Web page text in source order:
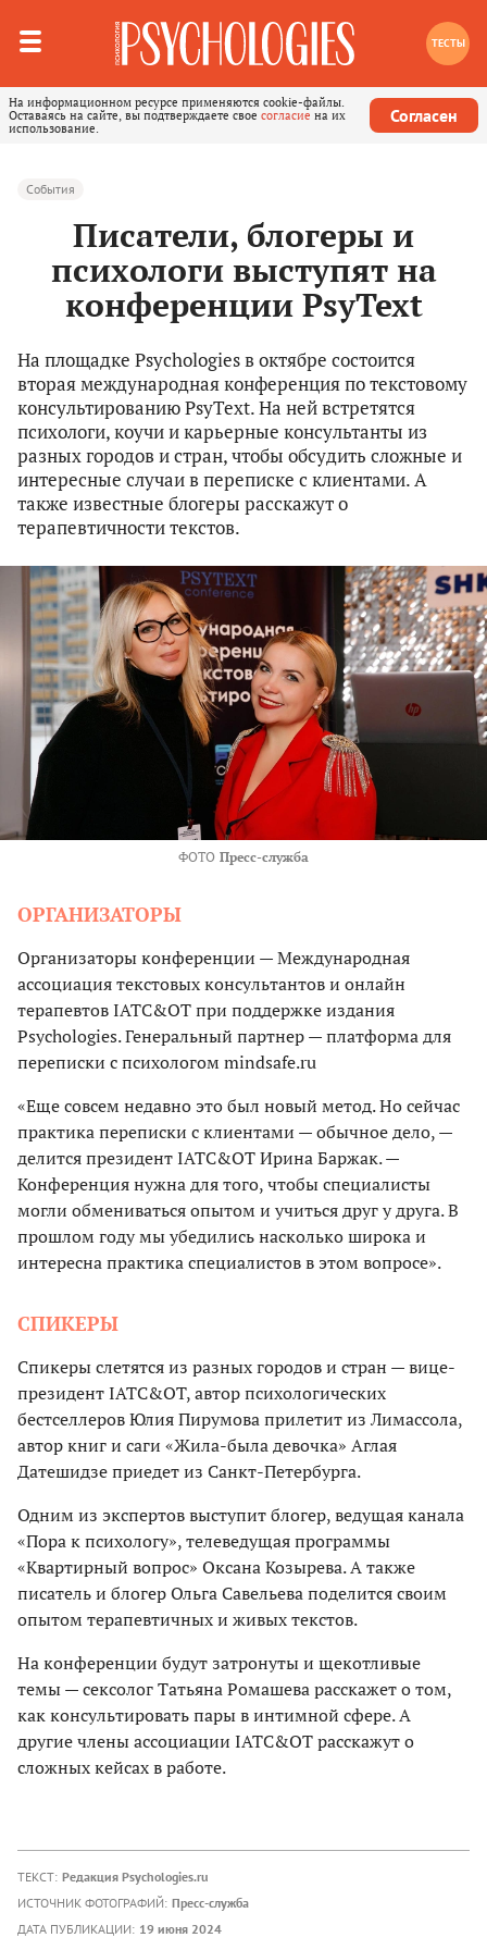
ТЕСТЫ
На информационном ресурсе применяются cookie-файлы.
Оставаясь на сайте, вы подтверждаете свое согласие на их
использование.
Согласен
События
Писатели, блогеры и
психологи выступят на
конференции PsyText
На площадке Psychologies в октябре состоится
вторая международная конференция по текстовому
консультированию PsyText. На ней встретятся
психологи, коучи и карьерные консультанты из
разных городов и стран, чтобы обсудить сложные и
интересные случаи в переписке с клиентами. А
также известные блогеры расскажут о
терапевтичности текстов.
ФОТО Пресс-служба
ОРГАНИЗАТОРЫ
Организаторы конференции — Международная
ассоциация текстовых консультантов и онлайн
терапевтов IATC&OT при поддержке издания
Psychologies. Генеральный партнер — платформа для
переписки с психологом mindsafe.ru
«Еще совсем недавно это был новый метод. Но сейчас
практика переписки с клиентами — обычное дело, —
делится президент IATC&OT Ирина Баржак. —
Конференция нужна для того, чтобы специалисты
могли обмениваться опытом и учиться друг у друга. В
прошлом году мы убедились насколько широка и
интересна практика специалистов в этом вопросе».
СПИКЕРЫ
Спикеры слетятся из разных городов и стран — вице-
президент IATC&OT, автор психологических
бестселлеров Юлия Пирумова прилетит из Лимассола,
автор книг и саги «Жила-была девочка» Аглая
Датешидзе приедет из Санкт-Петербурга.
Одним из экспертов выступит блогер, ведущая канала
«Пора к психологу», телеведущая программы
«Квартирный вопрос» Оксана Козырева. А также
писатель и блогер Ольга Савельева поделится своим
опытом терапевтичных и живых текстов.
На конференции будут затронуты и щекотливые
темы — сексолог Татьяна Ромашева расскажет о том,
как консультировать пары в интимной сфере. А
другие члены ассоциации IATC&OT расскажут о
сложных кейсах в работе.
ТЕКСТ: Редакция Psychologies.ru
ИСТОЧНИК ФОТОГРАФИЙ: Пресс-служба
ДАТА ПУБЛИКАЦИИ: 19 июня 2024